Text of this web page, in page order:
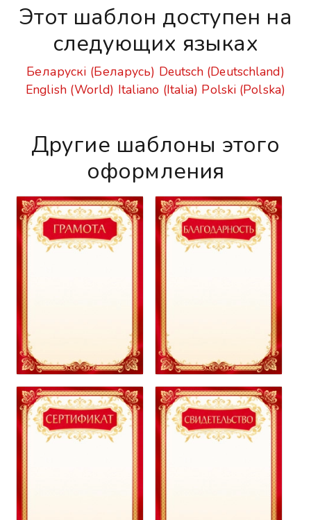
Этот шаблон доступен на
следующих языках
Беларускі (Беларусь) Deutsch (Deutschland)
English (World) Italiano (Italia) Polski (Polska)
Другие шаблоны этого
оформления